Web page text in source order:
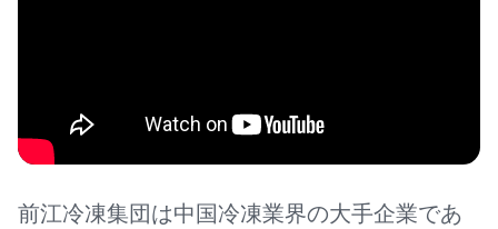
前江冷凍集団は中国冷凍業界の大手企業であ